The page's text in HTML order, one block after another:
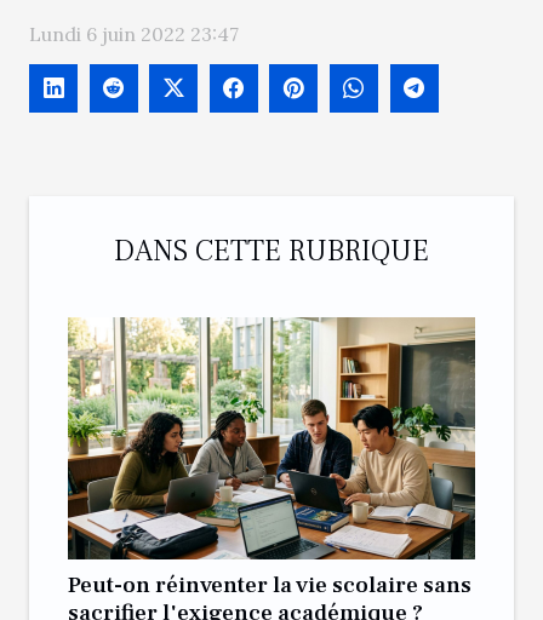
Lundi 6 juin 2022 23:47
DANS CETTE RUBRIQUE
Peut-on réinventer la vie scolaire sans
sacrifier l'exigence académique ?